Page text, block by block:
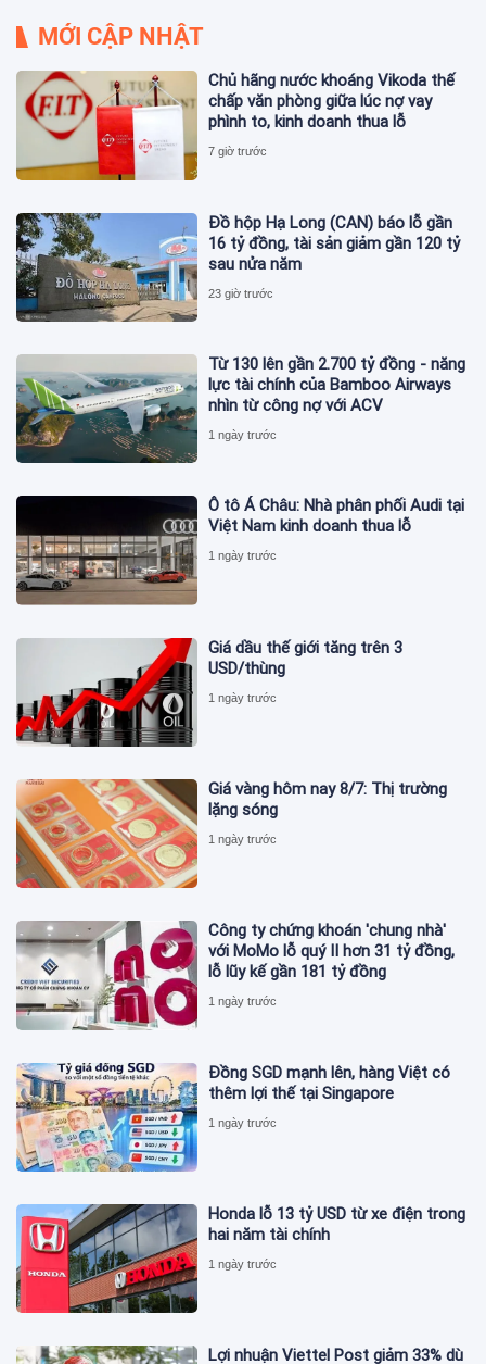
MỚI CẬP NHẬT
Chủ hãng nước khoáng Vikoda thế
chấp văn phòng giữa lúc nợ vay
phình to, kinh doanh thua lỗ
7 giờ trước
Đồ hộp Hạ Long (CAN) báo lỗ gần
16 tỷ đồng, tài sản giảm gần 120 tỷ
sau nửa năm
23 giờ trước
Từ 130 lên gần 2.700 tỷ đồng - năng
lực tài chính của Bamboo Airways
nhìn từ công nợ với ACV
1 ngày trước
Ô tô Á Châu: Nhà phân phối Audi tại
Việt Nam kinh doanh thua lỗ
1 ngày trước
Giá dầu thế giới tăng trên 3
USD/thùng
1 ngày trước
Giá vàng hôm nay 8/7: Thị trường
lặng sóng
1 ngày trước
Công ty chứng khoán 'chung nhà'
với MoMo lỗ quý II hơn 31 tỷ đồng,
lỗ lũy kế gần 181 tỷ đồng
1 ngày trước
Đồng SGD mạnh lên, hàng Việt có
thêm lợi thế tại Singapore
1 ngày trước
Honda lỗ 13 tỷ USD từ xe điện trong
hai năm tài chính
1 ngày trước
Lợi nhuận Viettel Post giảm 33% dù